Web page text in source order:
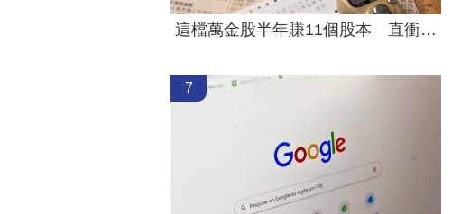
這檔萬金股半年賺11個股本 直衝亮燈漲停
7